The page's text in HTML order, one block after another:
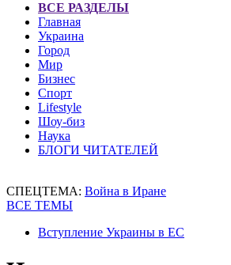
ВСЕ РАЗДЕЛЫ
Главная
Украина
Город
Мир
Бизнес
Спорт
Lifestyle
Шоу-биз
Наука
БЛОГИ ЧИТАТЕЛЕЙ
СПЕЦТЕМА: Война в Иране
ВСЕ ТЕМЫ
Вступление Украины в ЕС